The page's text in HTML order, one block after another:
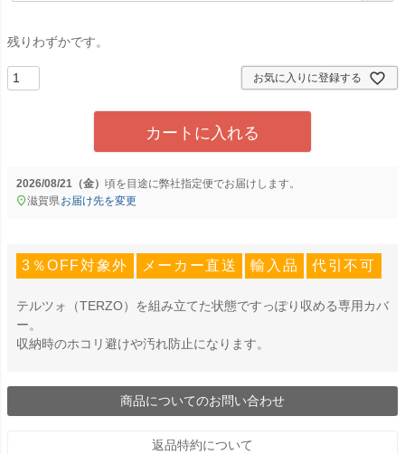
残りわずかです。
お気に入りに登録する
カートに入れる
2026/08/21（金） に弊社指定便でお届けします。
滋賀県お届け先を変更
3％OFF対象外 メーカー直送 輸入品 代引不可
テルツォ（TERZO）を組み立てた状態ですっぽり収める専用カバ
ー。
収納時のホコリ避けや汚れ防止になります。
商品についてのお問い合わせ
返品特約について